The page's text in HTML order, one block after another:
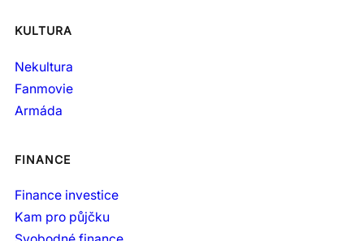
KULTURA
Nekultura
Fanmovie
Armáda
FINANCE
Finance investice
Kam pro půjčku